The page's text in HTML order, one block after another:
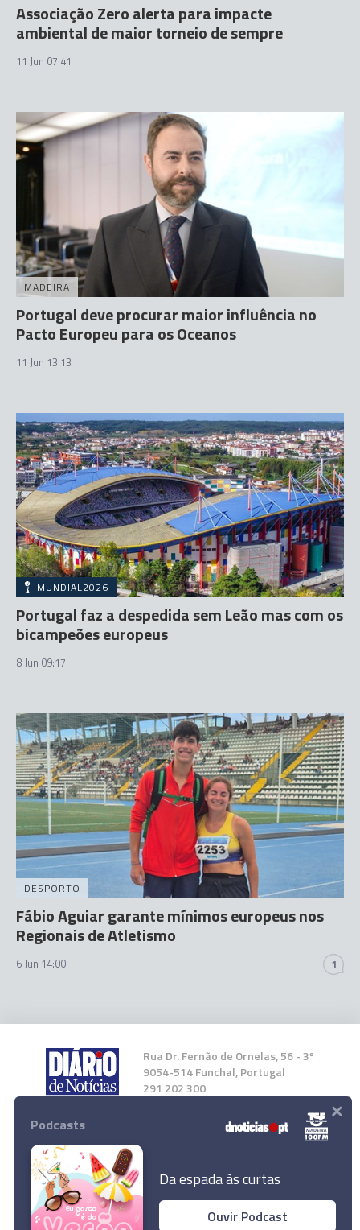
Associação Zero alerta para impacte
ambiental de maior torneio de sempre
11 Jun 07:41
MADEIRA
Portugal deve procurar maior influência no
Pacto Europeu para os Oceanos
11 Jun 13:13
MUNDIAL2026
Portugal faz a despedida sem Leão mas com os
bicampeões europeus
8 Jun 09:17
DESPORTO
Fábio Aguiar garante mínimos europeus nos
Regionais de Atletismo
6 Jun 14:00 1
Rua Dr. Fernão de Ornelas, 56 - 3º
9054-514 Funchal, Portugal
291 202 300
Instale a nossa App
Podcasts
Da espada às curtas
Ouvir Podcast
×